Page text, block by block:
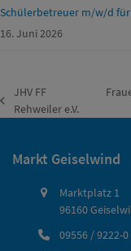
Schülerbetreuer m/w/d
16. Juni 2026
vorheriger
JHV FF
Rehweiler e.V.
Markt Geiselwind
Marktplatz 1
96160
09556 / 9222-0